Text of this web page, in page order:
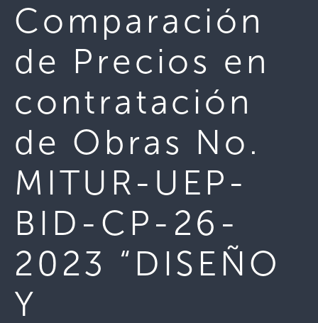
Comparación
de Precios en
contratación
de Obras No.
MITUR-UEP-
BID-CP-26-
2023 “DISEÑO
Y